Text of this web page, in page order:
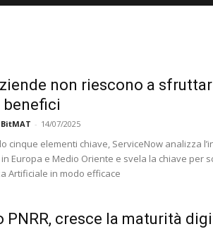
non riescono a
benefici
- 14/07/2025
cinque elementi chiave, ServiceNow analizza
Europa e Medio Oriente e svela la chiave per
Artificiale in modo efficace
PNRR, cresce la maturità